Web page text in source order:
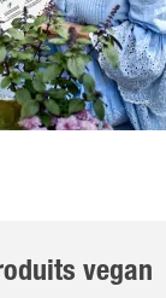
vegan